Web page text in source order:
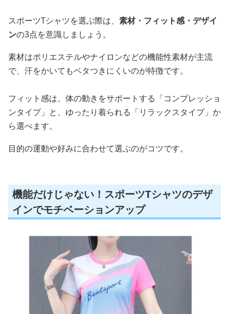
スポーツTシャツを選ぶ際は、 素材・フィット感・デザイ
ンの3点を意識しましょう。
素材はポリエステルやナイロンなどの機能性素材が主流
で、汗をかいてもベタつきにくいのが特徴です。
フィット感は、体の動きをサポートする「コンプレッショ
ンタイプ」と、ゆったり着られる「リラックスタイプ」か
ら選べます。
目的の運動や好みに合わせて選ぶのがコツです。
機能だけじゃない！スポーツTシャツのデザ
インでモチベーションアップ